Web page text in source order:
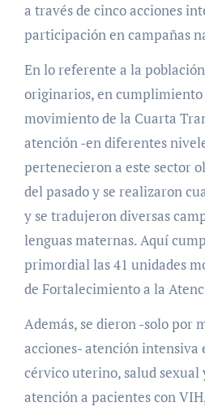
a través de cinco acciones
participación en campañas
En lo referente a la
originarios, en cumplimiento
movimiento de la Cuarta
atención -en diferentes
pertenecieron a este sector
del pasado y se realizaron
y se tradujeron diversas
lenguas maternas. Aquí
primordial las 41 unidades
de Fortalecimiento a la
Además, se dieron -solo por
acciones- atención intensiva
cérvico uterino, salud
atención a pacientes con